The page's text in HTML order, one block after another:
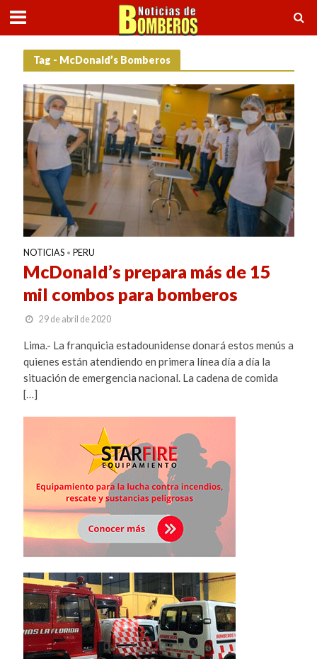
Tag - McDonald’s Bomberos
NOTICIAS • PERU
McDonald’s prepara más de 15
mil combos para bomberos
29 de abril de 2020
Lima.- La franquicia estadounidense donará estos menús a
quienes están atendiendo en primera línea día a día la
situación de emergencia nacional. La cadena de comida
[…]